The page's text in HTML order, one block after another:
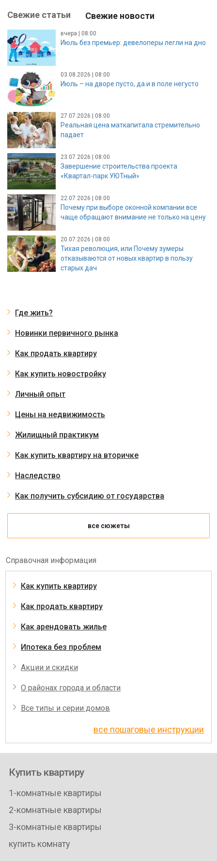
Свежие статьи Свежие новости
вчера | 08:00
Июль без премьер: девелоперы легли на дно
03.08.2026 | 08:00
Июль – на дворе пусто, да и в поле негусто
27.07.2026 | 08:00
Реальная цена маткапитала стремительно
падает
23.07.2026 | 08:00
Завершение строительства проекта
«Квартал-парк УЮТный»
22.07.2026 | 08:00
Почему при выборе оконной компании все
чаще обращают внимание не только на цену
20.07.2026 | 08:00
Тихая революция, или Почему зумеры
отказываются от новых квартир в пользу
старых дач
Где жить?
Новинки первичного рынка
Как продать квартиру
Как купить новостройку
Личный опыт
Цены на недвижимость
Жилищный практикум
Как купить квартиру на вторичке
Наследство
Как получить субсидию от государства
все сюжеты
Справочная информация
Как купить квартиру
Как продать квартиру
Как арендовать жилье
Ипотека без проблем
Акции и скидки
О районах города и области
Все типы и серии домов
все пошаговые инструкции
Купить квартиру
1-комнатные квартиры
2-комнатные квартиры
3-комнатные квартиры
купить комнату